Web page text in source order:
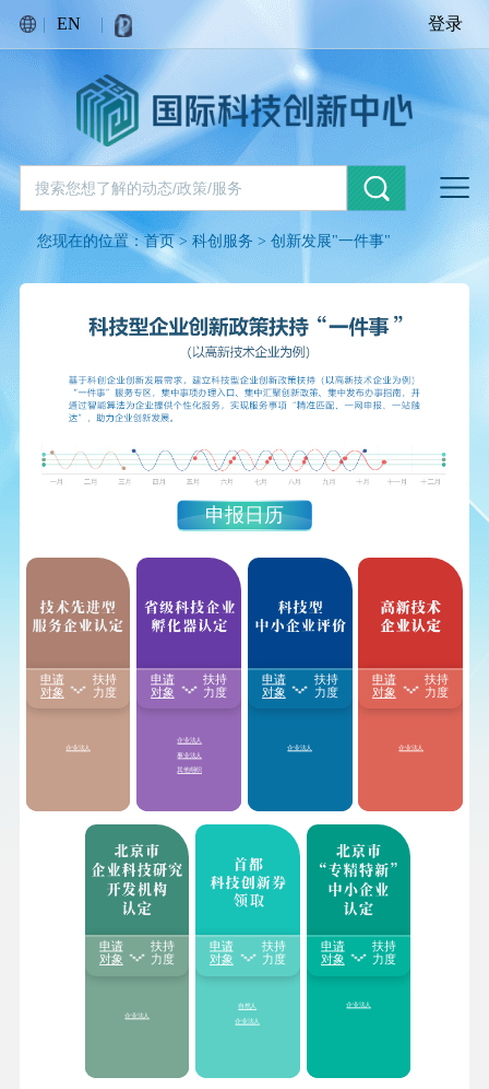
| EN | 登录
您现在的位置：首页>科创服务 >创新发展"一件事"
申报日历
1.享受减按15%税率征
收企业所得税
2.对企业职工教育经
准予在计算应
得额时扣除；超过部
申请
对象
扶持
力度
企业法人
享受国家级、省级孵
化器房产税、城镇土
申请
对象
扶持
力度
企业法人
事业法人
其他组织
1.享受研发费用加计
扣除比例最高至100%
重点专项中，单独的
预算资助科技型中小
申请
对象
扶持
力度
企业法人
1.颁发“ 高新技术企业
证书”
2.享受减按15%税率征
4.获得积分落户加分
申请
对象
扶持
力度
企业法人
1.根据可开放的科技
企业研发机构创新发
申请
对象
扶持
力度
企业法人
每家中小微企业及创
业团队每年可领取的
申请
对象
扶持
力度
自然人
企业法人
1.享受给予一次性 20-
50万奖补金额
（以各
2.享受提供“一业一
”、分类支持“专精
申请
对象
扶持
力度
企业法人